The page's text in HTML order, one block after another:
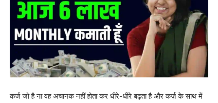
कर्ज जो है ना वह अचानक नहीं होता कर धीरे-धीरे बढ़ता है और कर्ज़ के साथ में